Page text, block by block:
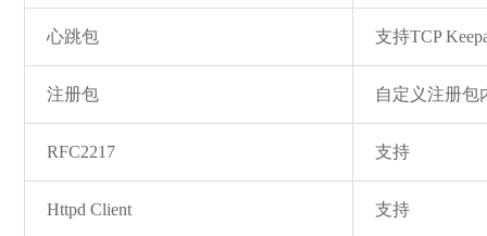
心跳包 支持TCP
注册包 自定义注册包
RFC2217 支持
Httpd Client 支持